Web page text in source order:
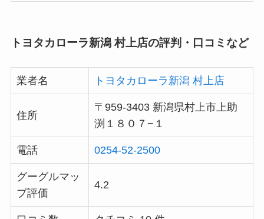
トヨタカローラ新潟 村上店の評判・口コミなど
業者名 トヨタカローラ新潟 村上店
住所
〒959-3403 新潟県村上市上助
渕１８０７−１
電話 0254-52-2500
グーグルマッ
プ評価
4.2